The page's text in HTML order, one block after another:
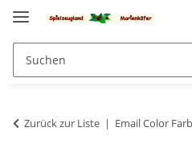
Zurück zur Liste Email Color